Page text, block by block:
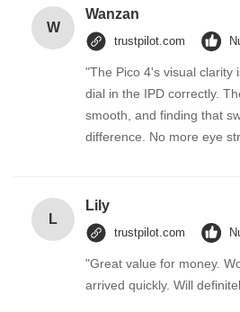
W
Wanzan
trustpilot.com
"The Pico 4's visual clarity
dial in the IPD correctly.
smooth, and finding that
difference. No more eye
fantastic once you dial in
manual adjustment is
sweet spot makes all the
strain during long
taking the time to set it up
L
Lily
trustpilot.com
"Great value for money.
arrived quickly. Will